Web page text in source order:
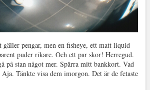
pengar, men en fisheye, ett matt liquid
puder rikare. Och ett par skor! Herregud.
på stan något mer. Spärra mitt bankkort. Vad
Tänkte visa dem imorgon. Det är de fetaste